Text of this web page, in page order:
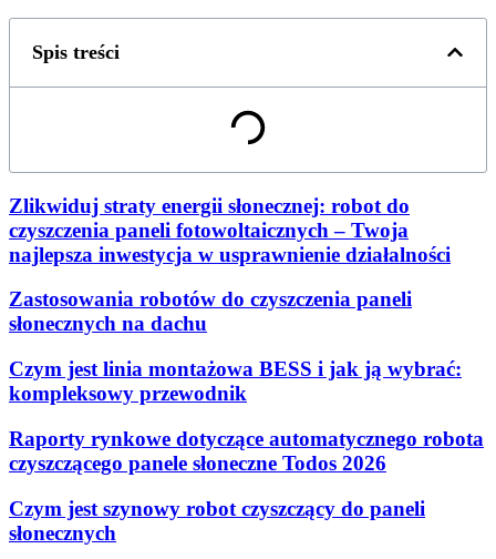
Spis treści
Zlikwiduj straty energii słonecznej: robot do
czyszczenia paneli fotowoltaicznych – Twoja
najlepsza inwestycja w usprawnienie działalności
Zastosowania robotów do czyszczenia paneli
słonecznych na dachu
Czym jest linia montażowa BESS i jak ją wybrać:
kompleksowy przewodnik
Raporty rynkowe dotyczące automatycznego robota
czyszczącego panele słoneczne Todos 2026
Czym jest szynowy robot czyszczący do paneli
słonecznych